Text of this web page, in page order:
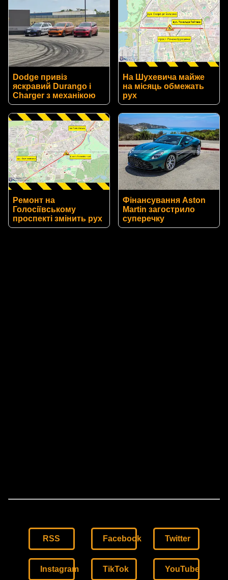
Dodge привіз
яскравий Durango і
Charger з механікою
На Шухевича майже
на місяць обмежать
рух
Ремонт на
Голосіївському
проспекті змінить рух
Фінансування Aston
Martin загострило
суперечку
RSS Facebook Twitter
Instagram TikTok YouTube